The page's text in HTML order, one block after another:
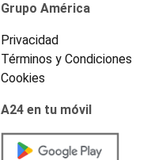
Grupo América
Privacidad
Términos y Condiciones
Cookies
A24 en tu móvil